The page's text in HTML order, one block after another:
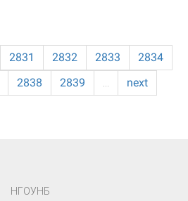
2831 2832 2833
2834
2838 2839 …
next
НГОУНБ